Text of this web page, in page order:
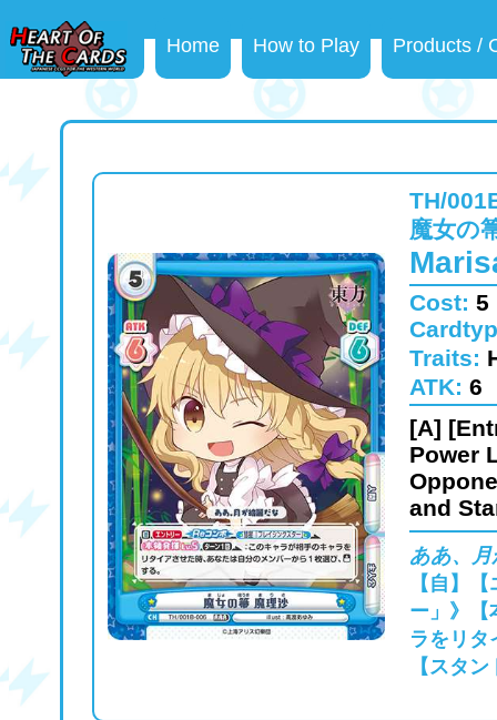
Home How to Play Products /
TH/
魔女の
Cost: 5
Traits:
ATK: 6
[A]
Power
and
ああ、
【自】
ー」》【
ラをリタ
【スタ